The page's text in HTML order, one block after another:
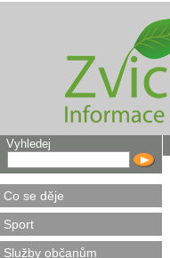
Vyhledej
Co se děje
Sport
Služby občanům